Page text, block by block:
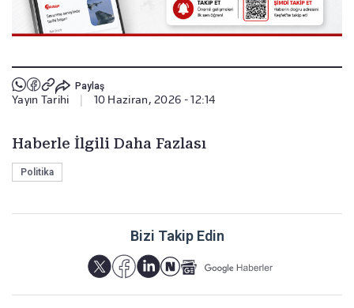
Paylaş
Yayın Tarihi 10 Haziran, 2026 - 12:14
Haberle İlgili Daha Fazlası
Politika
Bizi Takip Edin